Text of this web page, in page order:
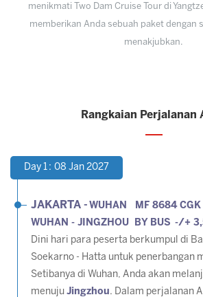
menikmati Two Dam Cruise Tour di
memberikan Anda sebuah paket dengan
menakjubkan.
Rangkaian Perjalanan
Day 1 : 08 Jan 2027
JAKARTA - WUHAN MF 8684 CGK
WUHAN - JINGZHOU BY BUS -/+
Dini hari para peserta berkumpul di
Soekarno - Hatta untuk penerbangan
Setibanya di Wuhan, Anda akan
menuju Jingzhou. Dalam perjalanan